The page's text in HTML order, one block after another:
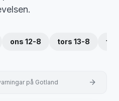
ons 12-8 tors 13-8 fre
på Gotland arrow_forward